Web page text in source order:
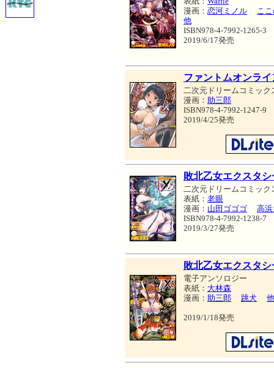
漫画： 恋河ミノル
こ
他
ISBN978-4-7992-1265-3
2019/6/17発売
ファントムオンライ
二次元ドリームコミック
漫画： 助三郎
ISBN978-4-7992-1247-9
2019/4/25発売
敗北乙女エクスタシ
二次元ドリームコミック
表紙： 老眼
漫画： 山田ゴゴゴ
高
ISBN978-4-7992-1238-7
2019/3/27発売
敗北乙女エクスタシ
電子アンソロジー
表紙： 大林森
漫画： 助三郎 跳犬 他
2019/1/18発売